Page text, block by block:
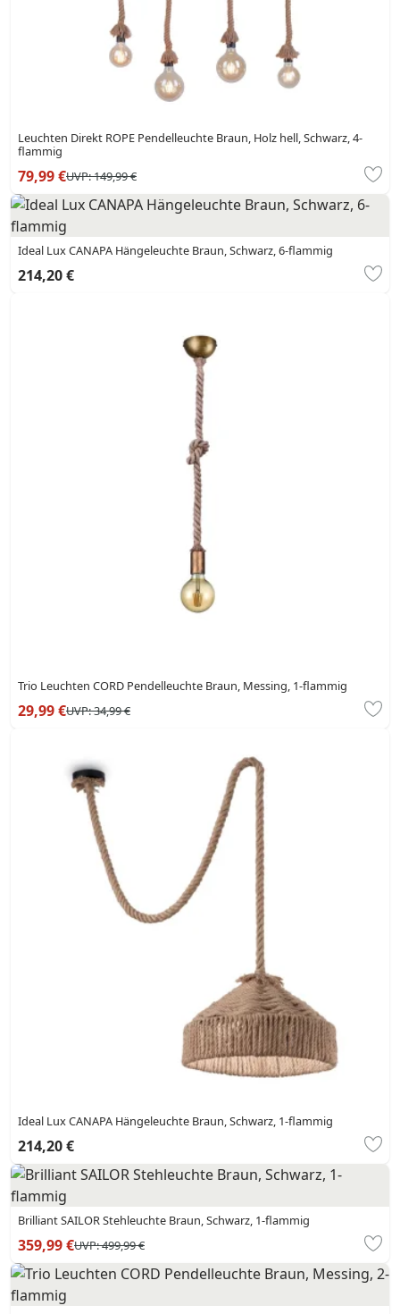
Leuchten Direkt ROPE Pendelleuchte Braun, Holz hell, Schwarz, 4-
flammig
79,99 €UVP:149,99 €
Ideal Lux CANAPA Hängeleuchte Braun, Schwarz, 6-flammig
214,20 €
Trio Leuchten CORD Pendelleuchte Braun, Messing, 1-flammig
29,99 €UVP:34,99 €
Ideal Lux CANAPA Hängeleuchte Braun, Schwarz, 1-flammig
214,20 €
Brilliant SAILOR Stehleuchte Braun, Schwarz, 1-flammig
359,99 €UVP:499,99 €